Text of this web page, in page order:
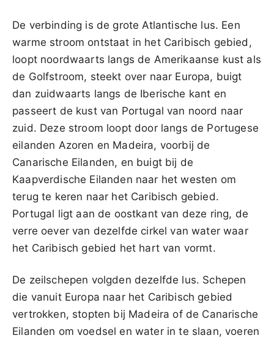
De verbinding is de grote Atlantische lus. Een
warme stroom ontstaat in het Caribisch gebied,
loopt noordwaarts langs de Amerikaanse kust als
de Golfstroom, steekt over naar Europa, buigt
dan zuidwaarts langs de Iberische kant en
passeert de kust van Portugal van noord naar
zuid. Deze stroom loopt door langs de Portugese
eilanden Azoren en Madeira, voorbij de
Canarische Eilanden, en buigt bij de
Kaapverdische Eilanden naar het westen om
terug te keren naar het Caribisch gebied.
Portugal ligt aan de oostkant van deze ring, de
verre oever van dezelfde cirkel van water waar
het Caribisch gebied het hart van vormt.
De zeilschepen volgden dezelfde lus. Schepen
die vanuit Europa naar het Caribisch gebied
vertrokken, stopten bij Madeira of de Canarische
Eilanden om voedsel en water in te slaan, voeren